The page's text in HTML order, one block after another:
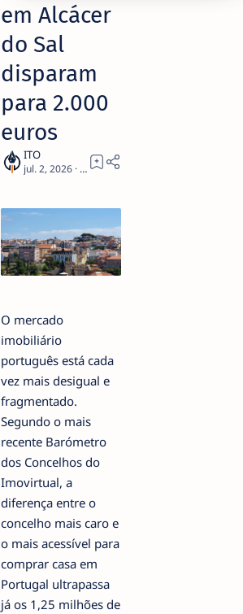
em Alcácer
do Sal
disparam
para 2.000
euros
3
O mercado
imobiliário
português está cada
vez mais desigual e
fragmentado.
Segundo o mais
recente Barómetro
dos Concelhos do
Imovirtual, a
diferença entre o
concelho mais caro e
o mais acessível para
comprar casa em
Portugal ultrapassa
já os 1,25 milhões de